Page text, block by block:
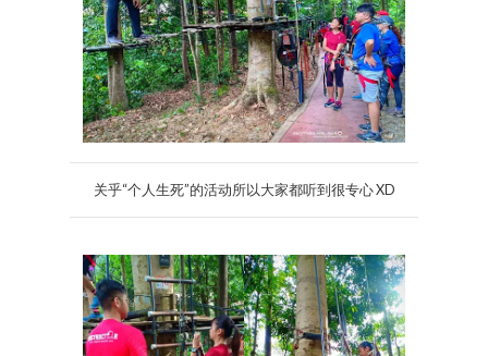
关乎“个人生死”的活动所以大家都听到很专心 XD